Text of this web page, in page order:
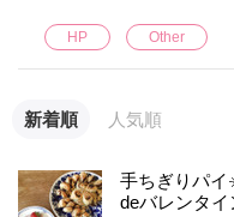
HP Other
新着順 人気順
手ちぎりパ
deバレンタイ